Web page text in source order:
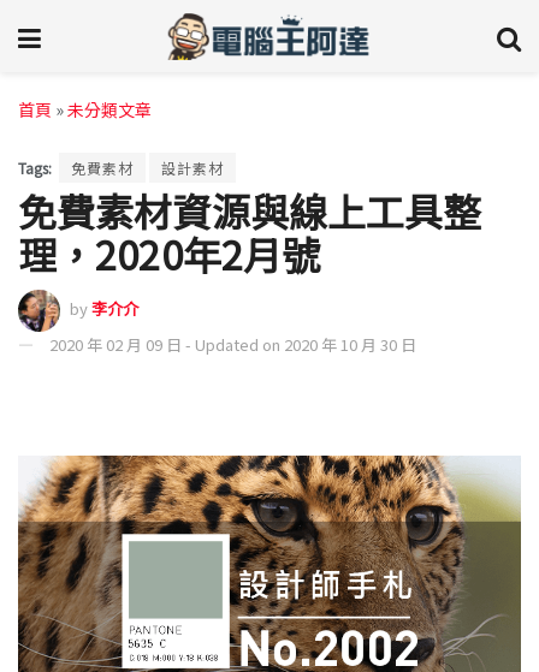
首頁 »未分類文章
Tags: 免費素材 設計素材
免費素材資源與線上工具整
理，2020年2月號
by李介介
2020 年 02 月 09 日 - Updated on 2020 年 10 月 30 日